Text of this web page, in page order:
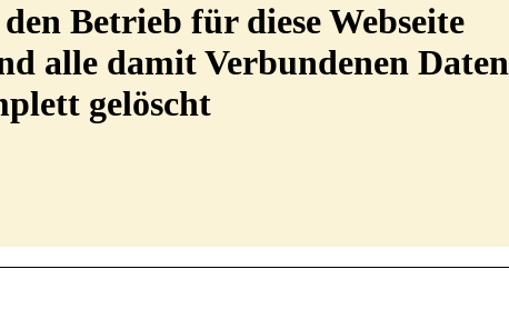
Betrieb für diese Webseite
alle damit Verbundenen Daten
gelöscht